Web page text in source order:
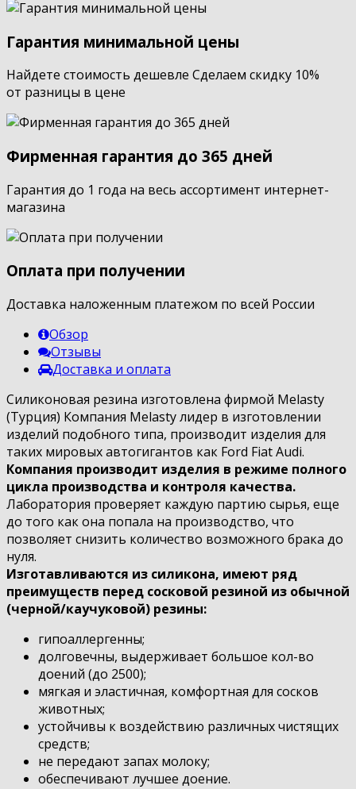
Гарантия минимальной цены
Найдете стоимость дешевле Сделаем скидку 10%
от разницы в цене
Фирменная гарантия до 365 дней
Гарантия до 1 года на весь ассортимент интернет-
магазина
Оплата при получении
Доставка наложенным платежом по всей России
Обзор
Отзывы
Доставка и оплата
Силиконовая резина изготовлена фирмой Melasty
(Турция) Компания Melasty лидер в изготовлении
изделий подобного типа, производит изделия для
таких мировых автогигантов как Ford Fiat Audi.
Компания производит изделия в режиме полного
цикла производства и контроля качества.
Лаборатория проверяет каждую партию сырья, еще
до того как она попала на производство, что
позволяет снизить количество возможного брака до
нуля.
Изготавливаются из силикона, имеют ряд
преимуществ перед сосковой резиной из обычной
(черной/каучуковой) резины:
гипоаллергенны;
долговечны, выдерживает большое кол-во
доений (до 2500);
мягкая и эластичная, комфортная для сосков
животных;
устойчивы к воздействию различных чистящих
средств;
не передают запах молоку;
обеспечивают лучшее доение.